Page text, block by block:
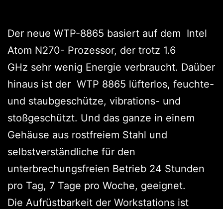
Der neue WTP-8865 basiert auf dem Intel
Atom N270- Prozessor, der trotz 1.6
GHz sehr wenig Energie verbraucht. Daüber
hinaus ist der WTP 8865 lüfterlos, feuchte-
und staubgeschütze, vibrations- und
stoßgeschützt. Und das ganze in einem
Gehäuse aus rostfreiem Stahl und
selbstverständliche für den
unterbrechungsfreien Betrieb 24 Stunden
pro Tag, 7 Tage pro Woche, geeignet.
Die Aufrüstbarkeit der Workstations ist